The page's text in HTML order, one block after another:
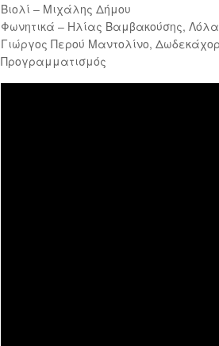
Βιολί – Μιχάλης Δήμου
Φωνητικά – Ηλίας Βαμβακούσης,
Γιώργος Περού Μαντολίνο,
Προγραμματισμός